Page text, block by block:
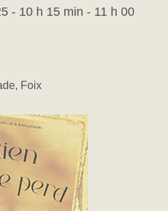
- 10 h 15 min - 11 h 00
Foix